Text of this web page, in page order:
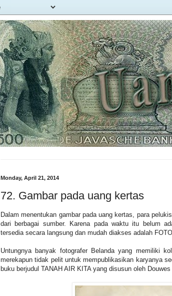
Monday, April 21, 2014
72. Gambar pada uang kertas
Dalam menentukan gambar pada uang kertas, para
dari berbagai sumber. Karena pada waktu itu belum
tersedia secara langsung dan mudah diakses adalah FOTO.
Untungnya banyak fotografer Belanda yang memiliki
merekapun tidak pelit untuk mempublikasikan karyanya
buku berjudul TANAH AIR KITA yang disusun oleh